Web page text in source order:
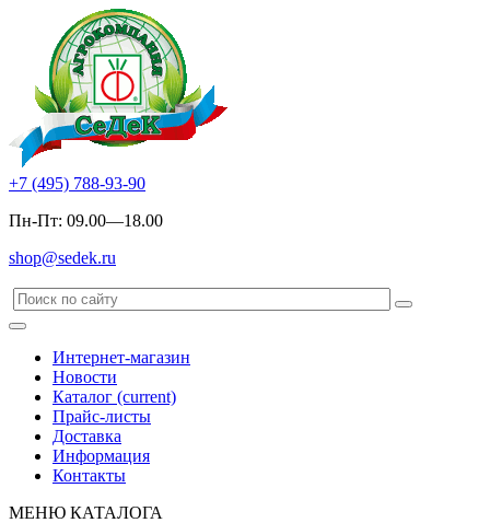
+7 (495) 788-93-90
Пн-Пт: 09.00—18.00
shop@sedek.ru
Интернет-магазин
Новости
Каталог (current)
Прайс-листы
Доставка
Информация
Контакты
МЕНЮ КАТАЛОГА